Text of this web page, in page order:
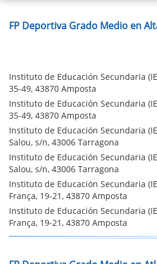
FP Deportiva Grado Medio en
Instituto de Educación Secundaria
35-49, 43870 Amposta
Instituto de Educación Secundaria
35-49, 43870 Amposta
Instituto de Educación Secundaria
Salou, s/n, 43006 Tarragona
Instituto de Educación Secundaria
Salou, s/n, 43006 Tarragona
Instituto de Educación Secundaria
França, 19-21, 43870 Amposta
Instituto de Educación Secundaria
França, 19-21, 43870 Amposta